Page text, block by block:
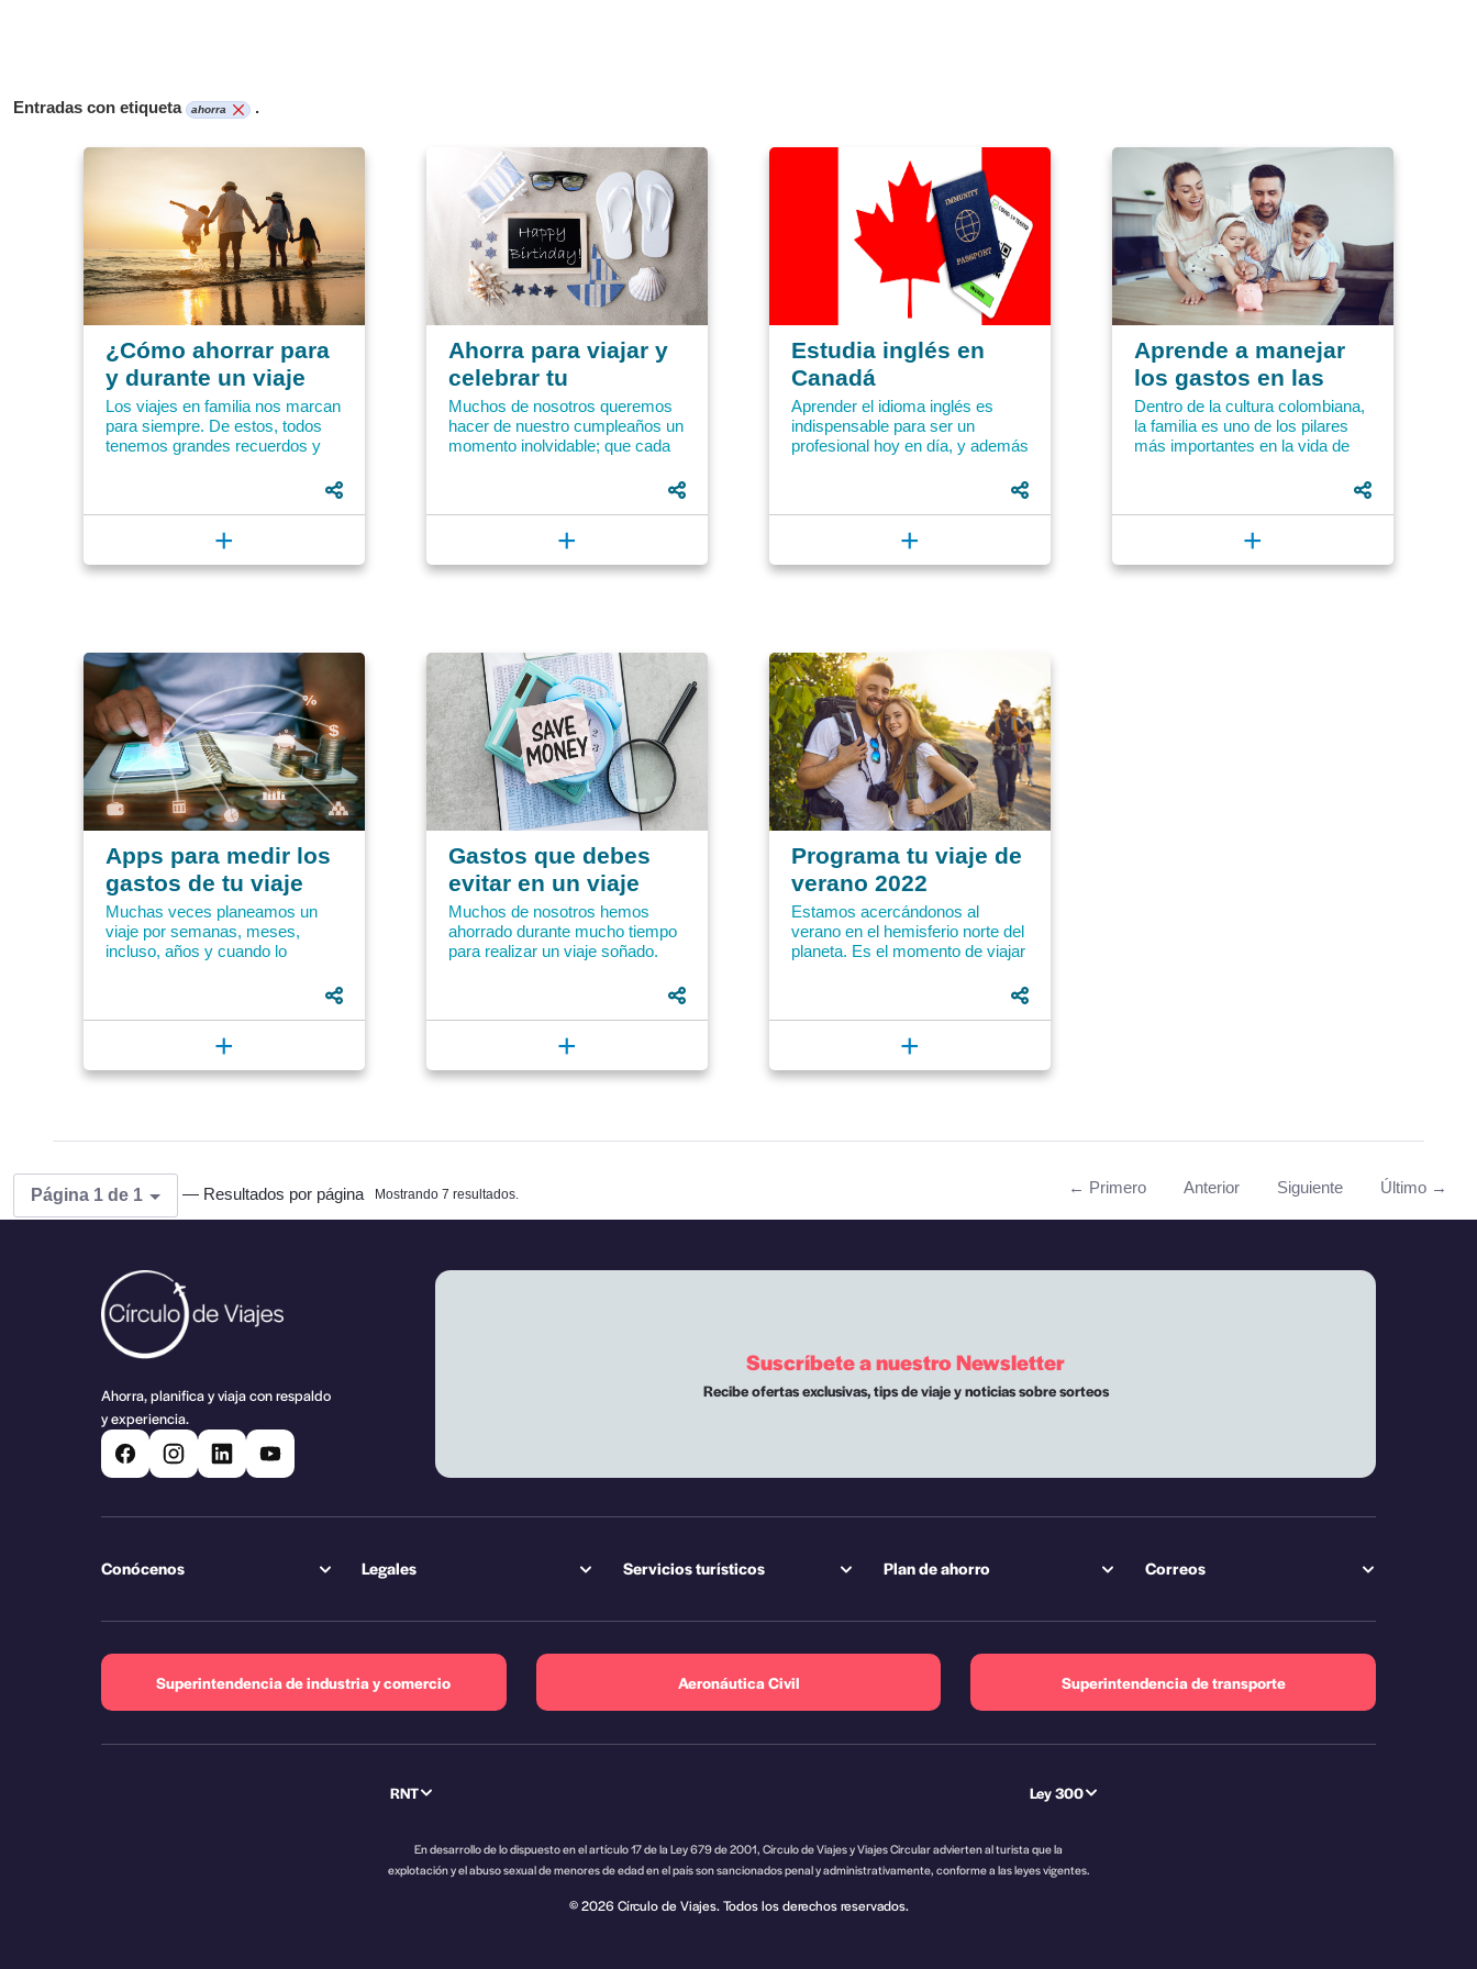
Entradas con etiqueta ahorra .
¿Cómo ahorrar para
y durante un viaje
con la familia?
Los viajes en familia nos marcan
para siempre. De estos, todos
tenemos grandes recuerdos y
+
Ahorra para viajar y
celebrar tu
cumpleaños
Muchos de nosotros queremos
hacer de nuestro cumpleaños un
momento inolvidable; que cada
+
Estudia inglés en
Canadá
Aprender el idioma inglés es
indispensable para ser un
profesional hoy en día, y además
permite conocer personas de...
+
Aprende a manejar
los gastos en las
vacaciones
familiares
Dentro de la cultura colombiana,
la familia es uno de los pilares
más importantes en la vida de
+
Apps para medir los
gastos de tu viaje
Muchas veces planeamos un
viaje por semanas, meses,
incluso, años y cuando lo
+
Gastos que debes
evitar en un viaje
Muchos de nosotros hemos
ahorrado durante mucho tiempo
para realizar un viaje soñado.
+
Programa tu viaje de
verano 2022
Estamos acercándonos al
verano en el hemisferio norte del
planeta. Es el momento de viajar
+
Página 1 de 1 — Resultados por página Mostrando 7 resultados. ← Primero Anterior Siguiente Último →
Ahorra, planifica y viaja con respaldo
y experiencia.
Suscríbete a nuestro Newsletter
Recibe ofertas exclusivas, tips de viaje y noticias sobre sorteos
Conócenos Legales Servicios turísticos Plan de ahorro Correos
Superintendencia de industria y comercio Aeronáutica Civil Superintendencia de transporte
RNT Ley 300
En desarrollo de lo dispuesto en el artículo 17 de la Ley 679 de 2001, Círculo de Viajes y Viajes Circular advierten al turista que la
explotación y el abuso sexual de menores de edad en el país son sancionados penal y administrativamente, conforme a las leyes vigentes.
© 2026 Círculo de Viajes. Todos los derechos reservados.